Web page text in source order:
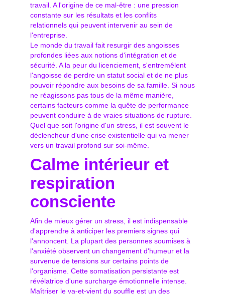
travail. A l'origine de ce mal-être : une pression
constante sur les résultats et les conflits
relationnels qui peuvent intervenir au sein de
l'entreprise.
Le monde du travail fait resurgir des angoisses
profondes liées aux notions d'intégration et de
sécurité. A la peur du licenciement, s'entremêlent
l'angoisse de perdre un statut social et de ne plus
pouvoir répondre aux besoins de sa famille. Si nous
ne réagissons pas tous de la même manière,
certains facteurs comme la quête de performance
peuvent conduire à de vraies situations de rupture.
Quel que soit l'origine d'un stress, il est souvent le
déclencheur d'une crise existentielle qui va mener
vers un travail profond sur soi-même.
Calme intérieur et
respiration
consciente
Afin de mieux gérer un stress, il est indispensable
d'apprendre à anticiper les premiers signes qui
l'annoncent. La plupart des personnes soumises à
l'anxiété observent un changement d'humeur et la
survenue de tensions sur certains points de
l'organisme. Cette somatisation persistante est
révélatrice d'une surcharge émotionnelle intense.
Maîtriser le va-et-vient du souffle est un des